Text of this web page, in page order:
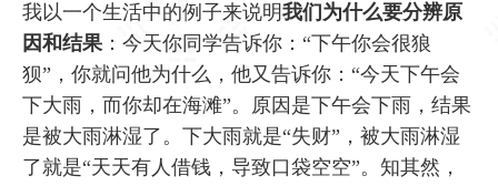
我以一个生活中的例子来说明我们为什么要分辨原
因和结果：今天你同学告诉你：“下午你会很狼
狈”，你就问他为什么，他又告诉你：“今天下午会
下大雨，而你却在海滩”。原因是下午会下雨，结果
是被大雨淋湿了。下大雨就是“失财”，被大雨淋湿
了就是“天天有人借钱，导致口袋空空”。知其然，